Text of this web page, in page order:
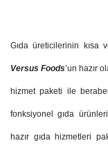
Gıda üreticilerinin kısa
Versus Foods’un hazır
hizmet paketi ile
fonksiyonel gıda
hazır gıda hizmetleri